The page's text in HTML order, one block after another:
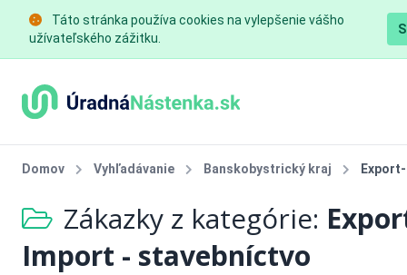
Táto stránka používa cookies na vylepšenie vášho
užívateľského zážitku.
Domov Vyhľadávanie Banskobystrický kraj
Zákazky z kategórie:
Import - stavebníctvo